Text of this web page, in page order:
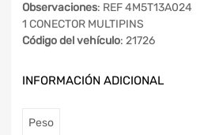
Observaciones: REF 4M5T13A024
1 CONECTOR MULTIPINS
Código del vehículo: 21726
INFORMACIÓN ADICIONAL
Peso